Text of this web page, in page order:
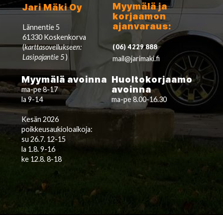
Jari Mäki Oy
Lännentie 5
61330 Koskenkorva
(karttasovellukseen:
Lasipajantie 5)
Myymälä ja
korjaamon
ajanvaraus:
(06) 4229 888
mail@jarimaki.fi
Myymälä avoinna
ma-pe 8-17
la 9-14
Kesän 2026
poikkeusaukioloaikoja:
su 26.7. 12-15
la 1.8. 9-16
ke 12.8. 8-18
Huoltokorjaamo
avoinna
ma-pe 8.00-16.30